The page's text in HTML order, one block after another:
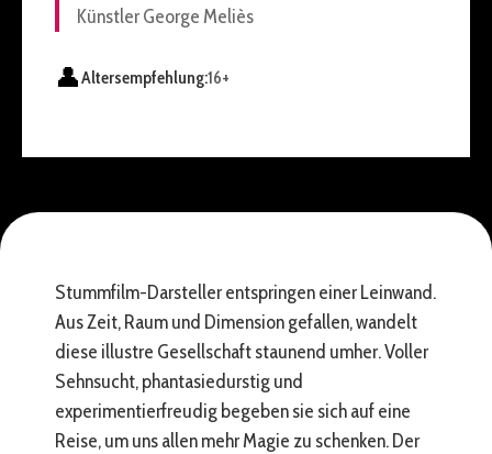
Künstler George Meliès
👤Altersempfehlung:16+
Stummfilm-Darsteller entspringen einer Leinwand.
Aus Zeit, Raum und Dimension gefallen, wandelt
diese illustre Gesellschaft staunend umher. Voller
Sehnsucht, phantasiedurstig und
experimentierfreudig begeben sie sich auf eine
Reise, um uns allen mehr Magie zu schenken. Der